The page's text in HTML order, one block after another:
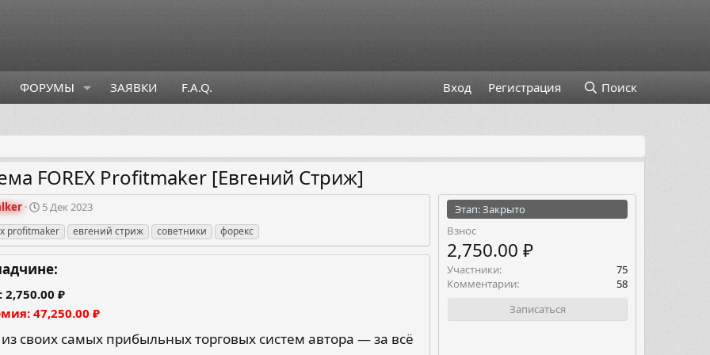
ФОРУМЫ ЗАЯВКИ F.A.Q. Вход Регистрация Поиск
FOREX Profitmaker [Евгений Стриж]
Д
т
а
с
о
з
а
н
5 Дек 2023
profitmaker евгений стриж советники форекс
2,750.00 ₽
47,250.00 ₽
своих самых прибыльных торговых систем автора — за всё
Этап: Закрыто
Взнос
2,750.00 ₽
Участники
75
Комментарии
58
Записаться